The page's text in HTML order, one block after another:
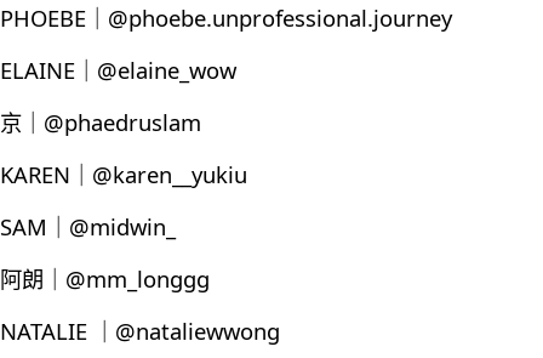
PHOEBE｜@phoebe.unprofessional.journey
ELAINE｜@elaine_wow
京｜@phaedruslam
KAREN｜@karen__yukiu
SAM｜@midwin_
阿朗｜@mm_longgg
NATALIE ｜@nataliewwong